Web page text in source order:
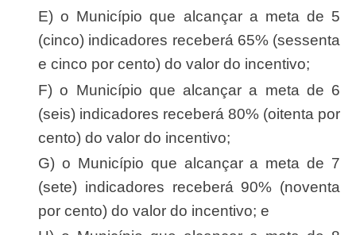
e) o Município que alcançar a meta de 5
(cinco) indicadores receberá 65% (sessenta
e cinco por cento) do valor do incentivo;
f) o Município que alcançar a meta de 6
(seis) indicadores receberá 80% (oitenta por
cento) do valor do incentivo;
g) o Município que alcançar a meta de 7
(sete) indicadores receberá 90% (noventa
por cento) do valor do incentivo; e